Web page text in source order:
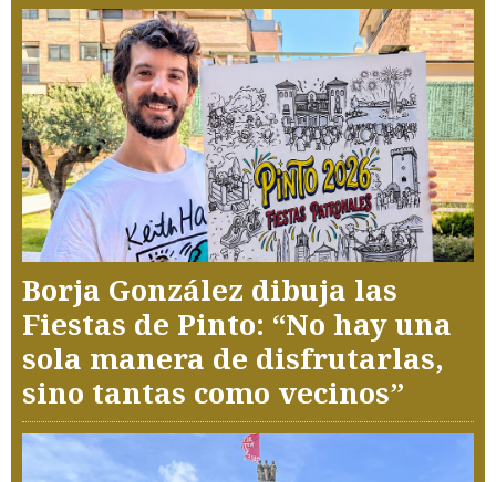
Borja González dibuja las
Fiestas de Pinto: “No hay una
sola manera de disfrutarlas,
sino tantas como vecinos”